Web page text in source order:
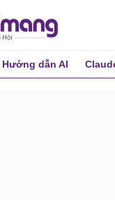
Hướng dẫn AI